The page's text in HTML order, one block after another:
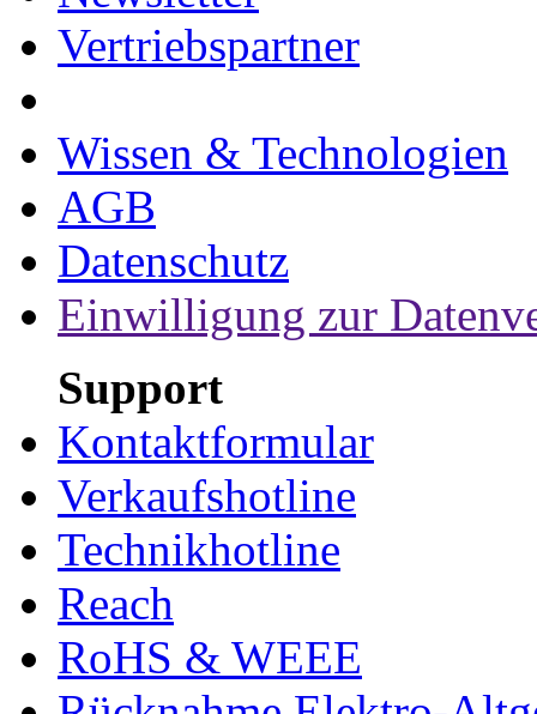
Vertriebspartner
Wissen & Technologien
AGB
Datenschutz
Einwilligung zur
Support
Kontaktformular
Verkaufshotline
Technikhotline
Reach
RoHS & WEEE